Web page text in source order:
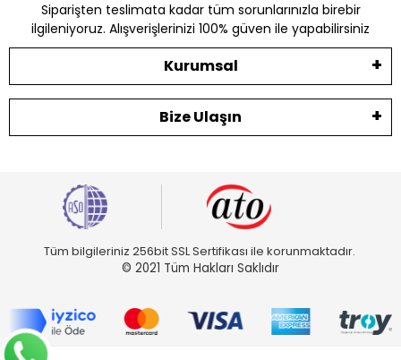
Siparişten teslimata kadar tüm sorunlarınızla birebir
ilgileniyoruz. Alışverişlerinizi 100% güven ile yapabilirsiniz
Kurumsal
Bize Ulaşın
Tüm bilgileriniz 256bit SSL Sertifikası ile korunmaktadır.
© 2021 Tüm Hakları Saklıdır